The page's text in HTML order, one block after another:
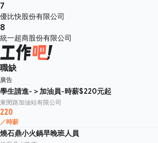
7
優比快股份有限公司
8
統一超商股份有限公司
職缺
廣告
學生請進-＞加油員-時薪$220元起
東閔路加油站有限公司
220
／時薪
燒石鼎小火鍋早晚班人員